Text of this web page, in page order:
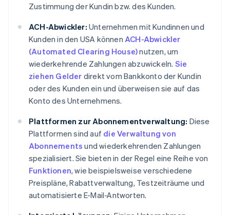
Zustimmung der Kundin bzw. des Kunden.
ACH-Abwickler: Unternehmen mit Kundinnen und
Kunden in den USA können ACH-Abwickler
(Automated Clearing House)nutzen, um
wiederkehrende Zahlungen abzuwickeln. Sie
ziehen Gelder direkt vom Bankkonto der Kundin
oder des Kunden ein und überweisen sie auf das
Konto des Unternehmens.
Plattformen zur Abonnementverwaltung: Diese
Plattformen sind auf die Verwaltung von
Abonnements und wiederkehrenden Zahlungen
spezialisiert. Sie bieten in der Regel eine Reihe von
Funktionen, wie beispielsweise verschiedene
Preispläne, Rabattverwaltung, Testzeiträume und
automatisierte E-Mail-Antworten.